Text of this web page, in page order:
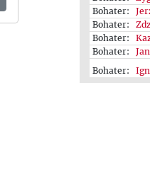
Bohater:
Bohater:
Bohater:
Bohater:
Bohater: